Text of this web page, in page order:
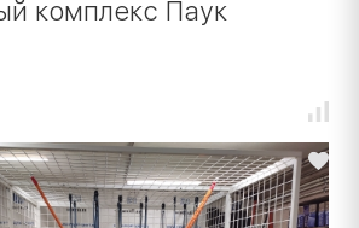
комплекс Паук